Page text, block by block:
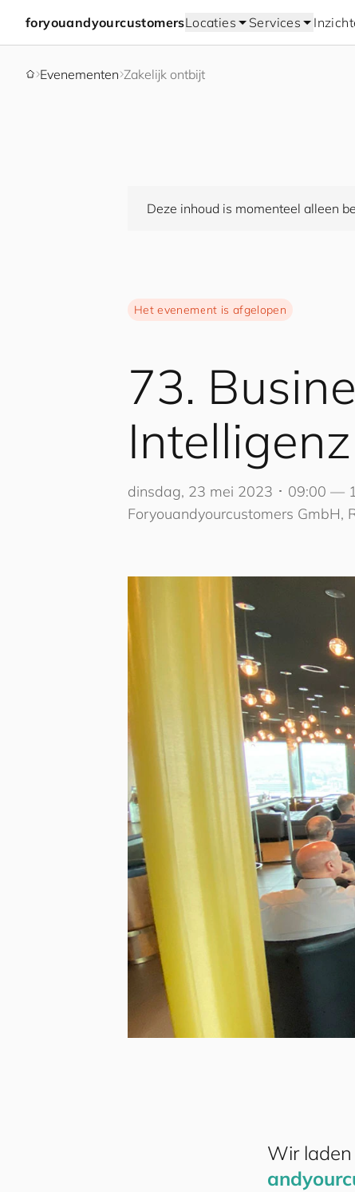
foryouandyourcustomersLocaties Services
Evenementen Zakelijk ontbijt
Deze inhoud is momenteel alleen
Het evenement is afgelopen
73.
dinsdag, 23 mei 2023 ･ 09:00 —
Foryouandyourcustomers
Wir